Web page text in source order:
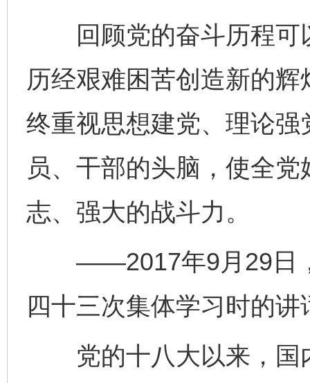
回顾党的奋斗历程可
历经艰难困苦创造新的
终重视思想建党、理论
员、干部的头脑，使全
志、强大的战斗力。
——2017年9月29日，
四十三次集体学习时的讲
党的十八大以来，国